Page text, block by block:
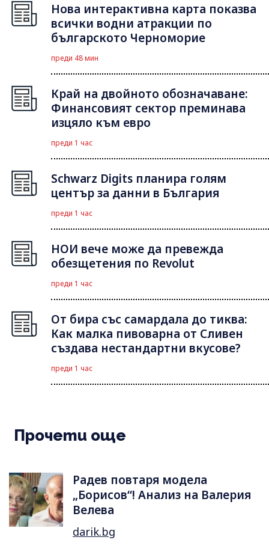
Нова интерактивна карта показва
всички водни атракции по
българското Черноморие
преди 48 мин
Край на двойното обозначаване:
Финансовият сектор преминава
изцяло към евро
преди 1 час
Schwarz Digits планира голям
център за данни в България
преди 1 час
НОИ вече може да превежда
обезщетения по Revolut
преди 1 час
От бира със самардала до тиква:
Как малка пивоварна от Сливен
създава нестандартни вкусове?
преди 1 час
Прочети още
Радев повтаря модела
„Борисов“! Анализ на Валерия
Велева
darik.bg